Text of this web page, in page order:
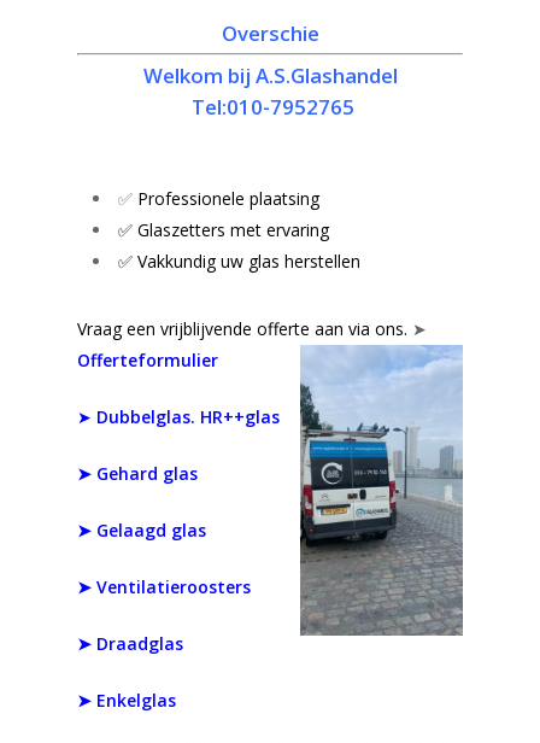
Overschie
Welkom bij A.S.Glashandel
Tel:010-7952765
✅ Professionele plaatsing
✅ Glaszetters met ervaring
✅ Vakkundig uw glas herstellen
Vraag een vrijblijvende offerte aan via ons. ➤
Offerteformulier
➤ Dubbelglas. HR++glas
➤ Gehard glas
➤ Gelaagd glas
➤ Ventilatieroosters
➤ Draadglas
➤ Enkelglas